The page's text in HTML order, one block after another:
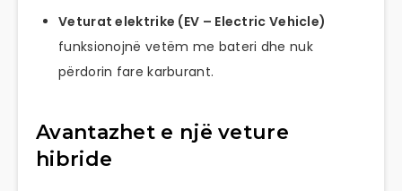
Veturat elektrike (EV – Electric Vehicle)
funksionojnë vetëm me bateri dhe nuk
përdorin fare karburant.
Avantazhet e një veture
hibride